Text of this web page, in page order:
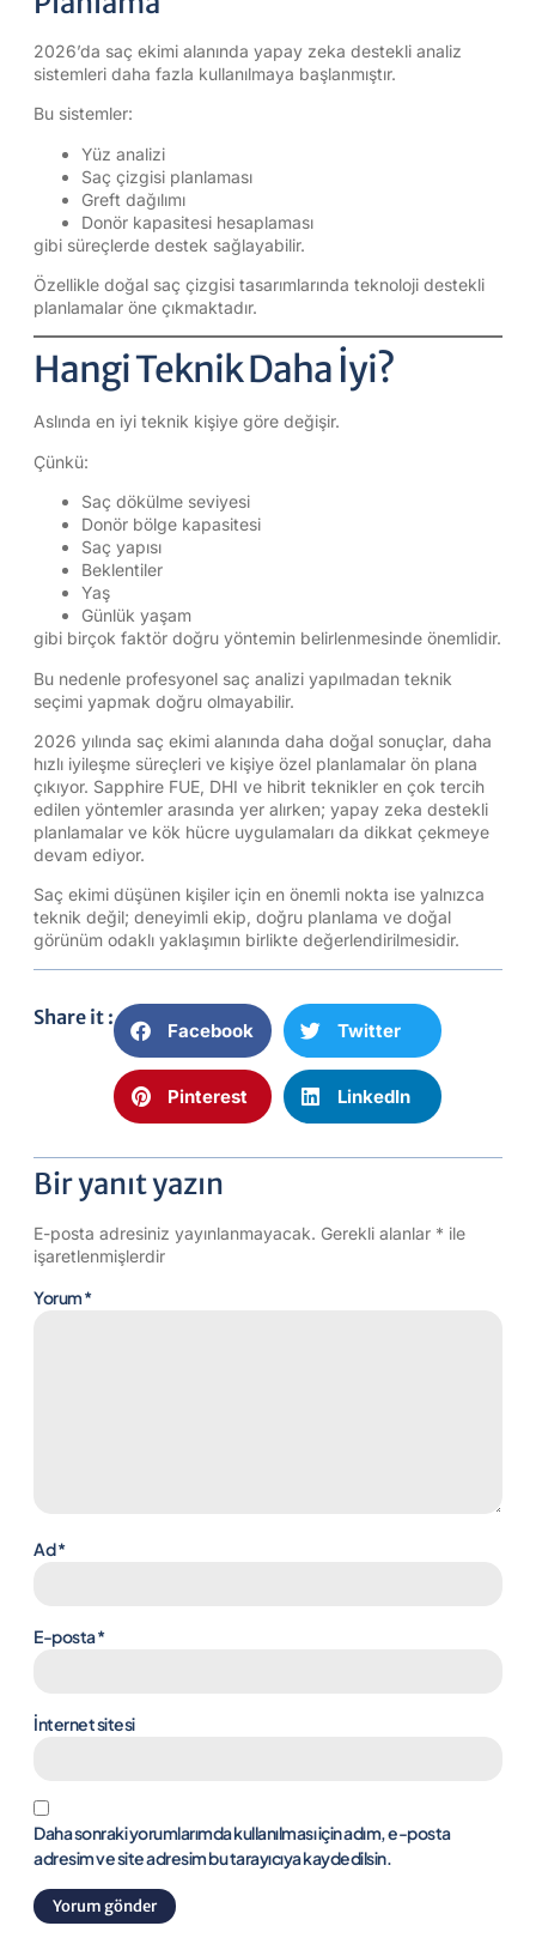
2026’da saç ekimi alanında yapay zeka destekli analiz
sistemleri daha fazla kullanılmaya başlanmıştır.
Bu sistemler:
Yüz analizi
Saç çizgisi planlaması
Greft dağılımı
Donör kapasitesi hesaplaması
gibi süreçlerde destek sağlayabilir.
Özellikle doğal saç çizgisi tasarımlarında teknoloji destekli
planlamalar öne çıkmaktadır.
Hangi Teknik Daha İyi?
Aslında en iyi teknik kişiye göre değişir.
Çünkü:
Saç dökülme seviyesi
Donör bölge kapasitesi
Saç yapısı
Beklentiler
Yaş
Günlük yaşam
gibi birçok faktör doğru yöntemin belirlenmesinde önemlidir.
Bu nedenle profesyonel saç analizi yapılmadan teknik
seçimi yapmak doğru olmayabilir.
2026 yılında saç ekimi alanında daha doğal sonuçlar, daha
hızlı iyileşme süreçleri ve kişiye özel planlamalar ön plana
çıkıyor. Sapphire FUE, DHI ve hibrit teknikler en çok tercih
edilen yöntemler arasında yer alırken; yapay zeka destekli
planlamalar ve kök hücre uygulamaları da dikkat çekmeye
devam ediyor.
Saç ekimi düşünen kişiler için en önemli nokta ise yalnızca
teknik değil; deneyimli ekip, doğru planlama ve doğal
görünüm odaklı yaklaşımın birlikte değerlendirilmesidir.
Share it :
Facebook Twitter
Pinterest LinkedIn
Bir yanıt yazın
E-posta adresiniz yayınlanmayacak. Gerekli alanlar * ile
işaretlenmişlerdir
Yorum*
Ad*
E-posta*
İnternet sitesi
Daha sonraki yorumlarımda kullanılması için adım, e-posta
adresim ve site adresim bu tarayıcıya kaydedilsin.